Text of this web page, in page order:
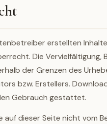
erstellten
Die
der Grenzen des
bzw. Erstellers.
Gebrauch gestattet.
auf dieser Seite nicht vom